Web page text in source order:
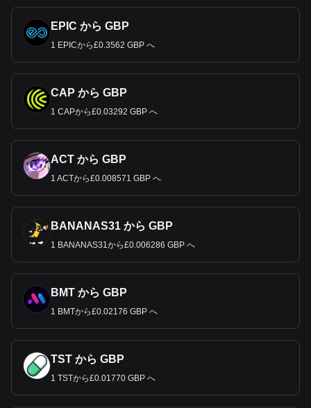
EPIC から GBP
1 EPICから£0.3562 GBP へ
CAP から GBP
1 CAPから£0.03292 GBP へ
ACT から GBP
1 ACTから£0.008571 GBP へ
BANANAS31 から GBP
1 BANANAS31から£0.006286 GBP へ
BMT から GBP
1 BMTから£0.02176 GBP へ
TST から GBP
1 TSTから£0.01770 GBP へ